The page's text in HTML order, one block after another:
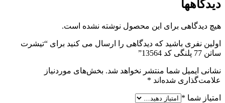
دیدگاهها
هیچ دیدگاهی برای این محصول نوشته نشده است.
اولین نفری باشید که دیدگاهی را ارسال می کنید برای “تیشرت
ساتن 77 پلنگی کد 13564”
نشانی ایمیل شما منتشر نخواهد شد. بخش‌های موردنیاز
علامت‌گذاری شده‌اند *
امتیاز شما *